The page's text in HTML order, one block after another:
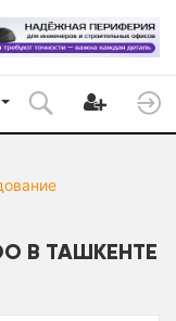
В ТАШКЕНТЕ